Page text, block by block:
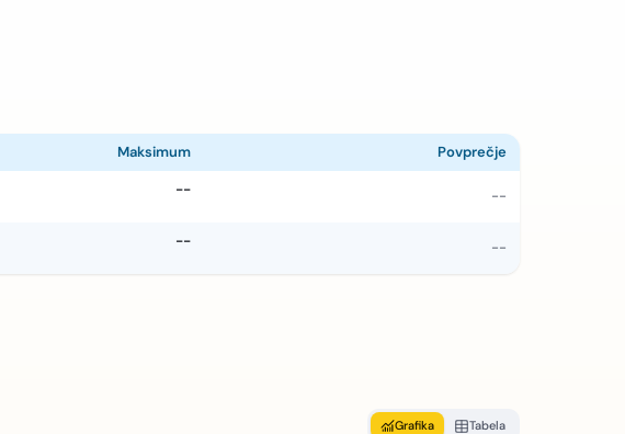
Maksimum Povprečje
-- --
-- --
Grafika Tabela